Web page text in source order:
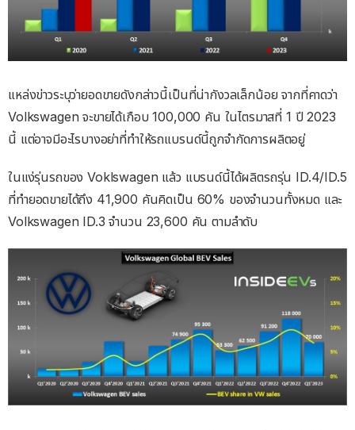
แหล่งข่าวระบุว่ายอดขายดังกล่าวนี้เป็นที่น่ากังวลเล็กน้อย จากที่คาดว่า
Volkswagen จะขายได้เกือบ 100,000 คัน ในไตรมาสที่ 1 ปี 2023
นี้ แต่อาจมีอะไรบางอย่าที่ทำให้รถแบรนด์นี้ถูกจำกัดการผลิตอยู่
ในแง่รุ่นรถของ Voklswagen แล้ว แบรนด์นี้ได้ผลิตรถรุ่น ID.4/ID.5
ที่ทำยอดขายได้ถึง 41,900 คันคิดเป็น 60% ของจำนวนทั้งหมด และ
Volkswagen ID.3 จำนวน 23,600 คัน ตามลำดับ